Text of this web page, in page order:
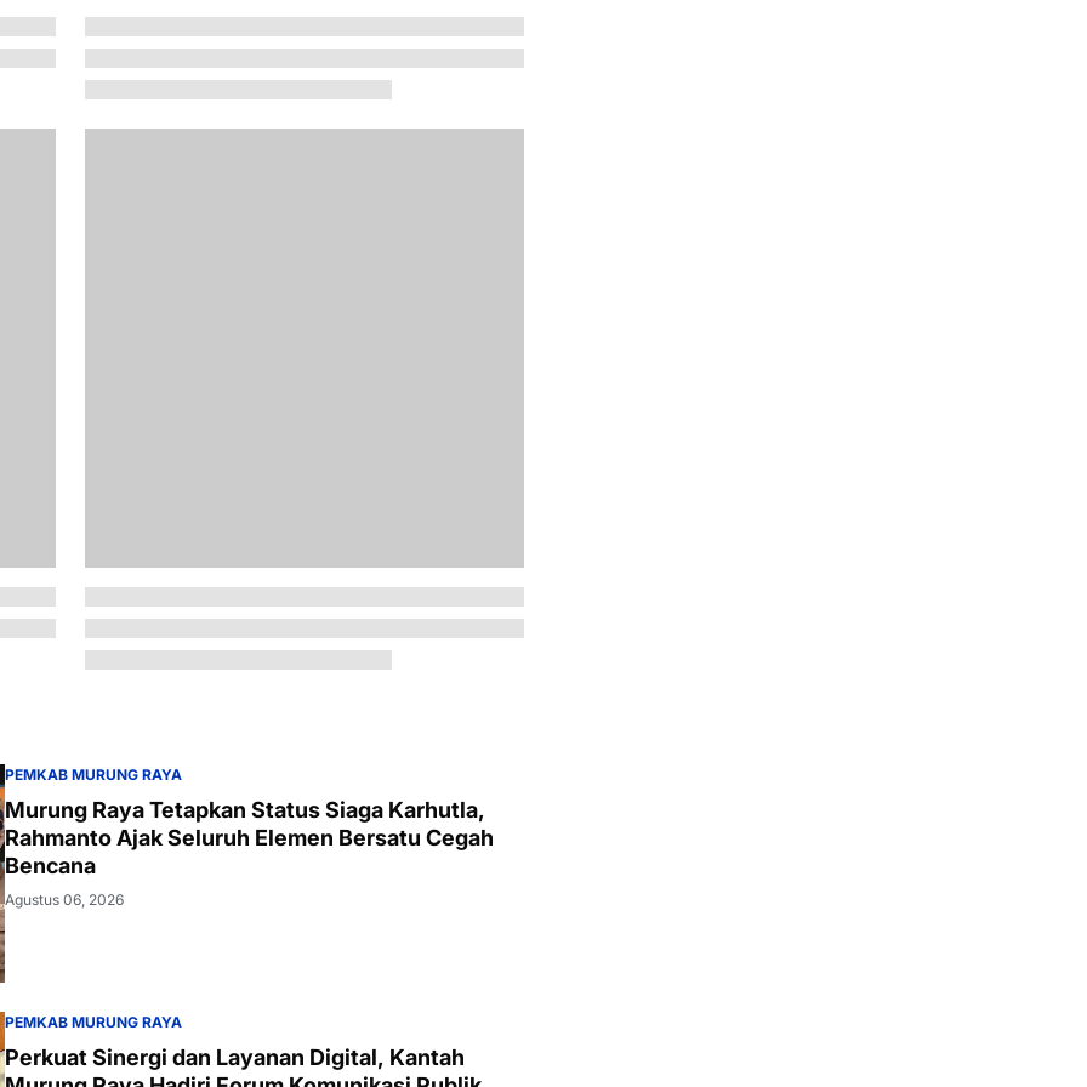
PEMKAB MURUNG RAYA
Murung Raya Tetapkan Status Siaga Karhutla,
Rahmanto Ajak Seluruh Elemen Bersatu Cegah
Bencana
Agustus 06, 2026
PEMKAB MURUNG RAYA
Perkuat Sinergi dan Layanan Digital, Kantah